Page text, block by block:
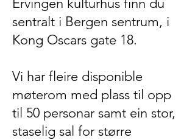
Ervingen kulturhus finn du
sentralt i Bergen sentrum, i
Kong Oscars gate 18.
Vi har fleire disponible
møterom med plass til opp
til 50 personar samt ein stor,
staselig sal for større